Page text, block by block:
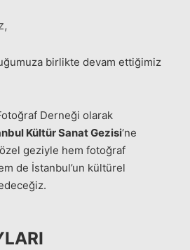
birlikte devam ettiğimiz
Derneği olarak
Kültür Sanat Gezisi‘ne
geziyle hem fotoğraf
de İstanbul’un kültürel